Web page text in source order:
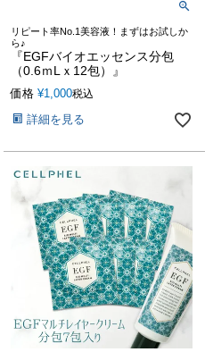
リピート率No.1美容液！まずはお試しか
ら♪
『EGFバイオエッセンス分包
（0.6ｍLｘ12包）』
価格 ¥1,000税込
詳細を見る